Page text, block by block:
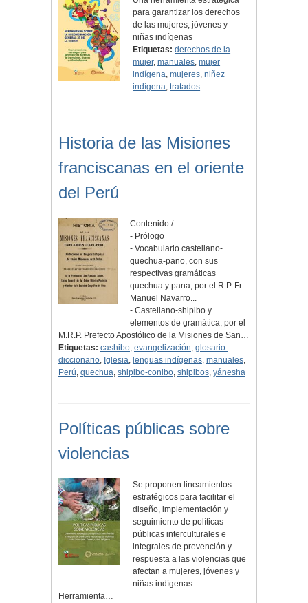
para garantizar los derechos
de las mujeres, jóvenes y
niñas indígenas
Etiquetas: derechos de la
mujer,manuales,mujer
indígena,mujeres,niñez
indígena,tratados
Historia de las Misiones
franciscanas en el oriente
del Perú
Contenido /
- Prólogo
- Vocabulario castellano-
quechua-pano, con sus
respectivas gramáticas
quechua y pana, por el R.P. Fr.
Manuel Navarro...
- Castellano-shipibo y
elementos de gramática, por el
M.R.P. Prefecto Apostólico de la Misiones de San…
Etiquetas: cashibo, evangelización, glosario-
diccionario, Iglesia, lenguas indígenas, manuales,
Perú, quechua, shipibo-conibo, shipibos, yánesha
Políticas públicas sobre
violencias
Se proponen lineamientos
estratégicos para facilitar el
diseño, implementación y
seguimiento de políticas
públicas interculturales e
integrales de prevención y
respuesta a las violencias que
afectan a mujeres, jóvenes y
niñas indígenas.
Herramienta…